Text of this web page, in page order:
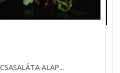
ALAP...